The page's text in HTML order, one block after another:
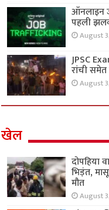
ऑनलाइन
पहली
August
JPSC
रांची
August
खेल
दोपहिया
भिड़ंत,
मौत
August